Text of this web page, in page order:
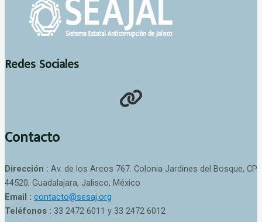
Redes Sociales
Contacto
Dirección : Av. de los Arcos 767. Colonia Jardines del Bosque, CP
44520, Guadalajara, Jalisco, México
Email : contacto@sesaj.org
Teléfonos : 33 2472 6011 y 33 2472 6012